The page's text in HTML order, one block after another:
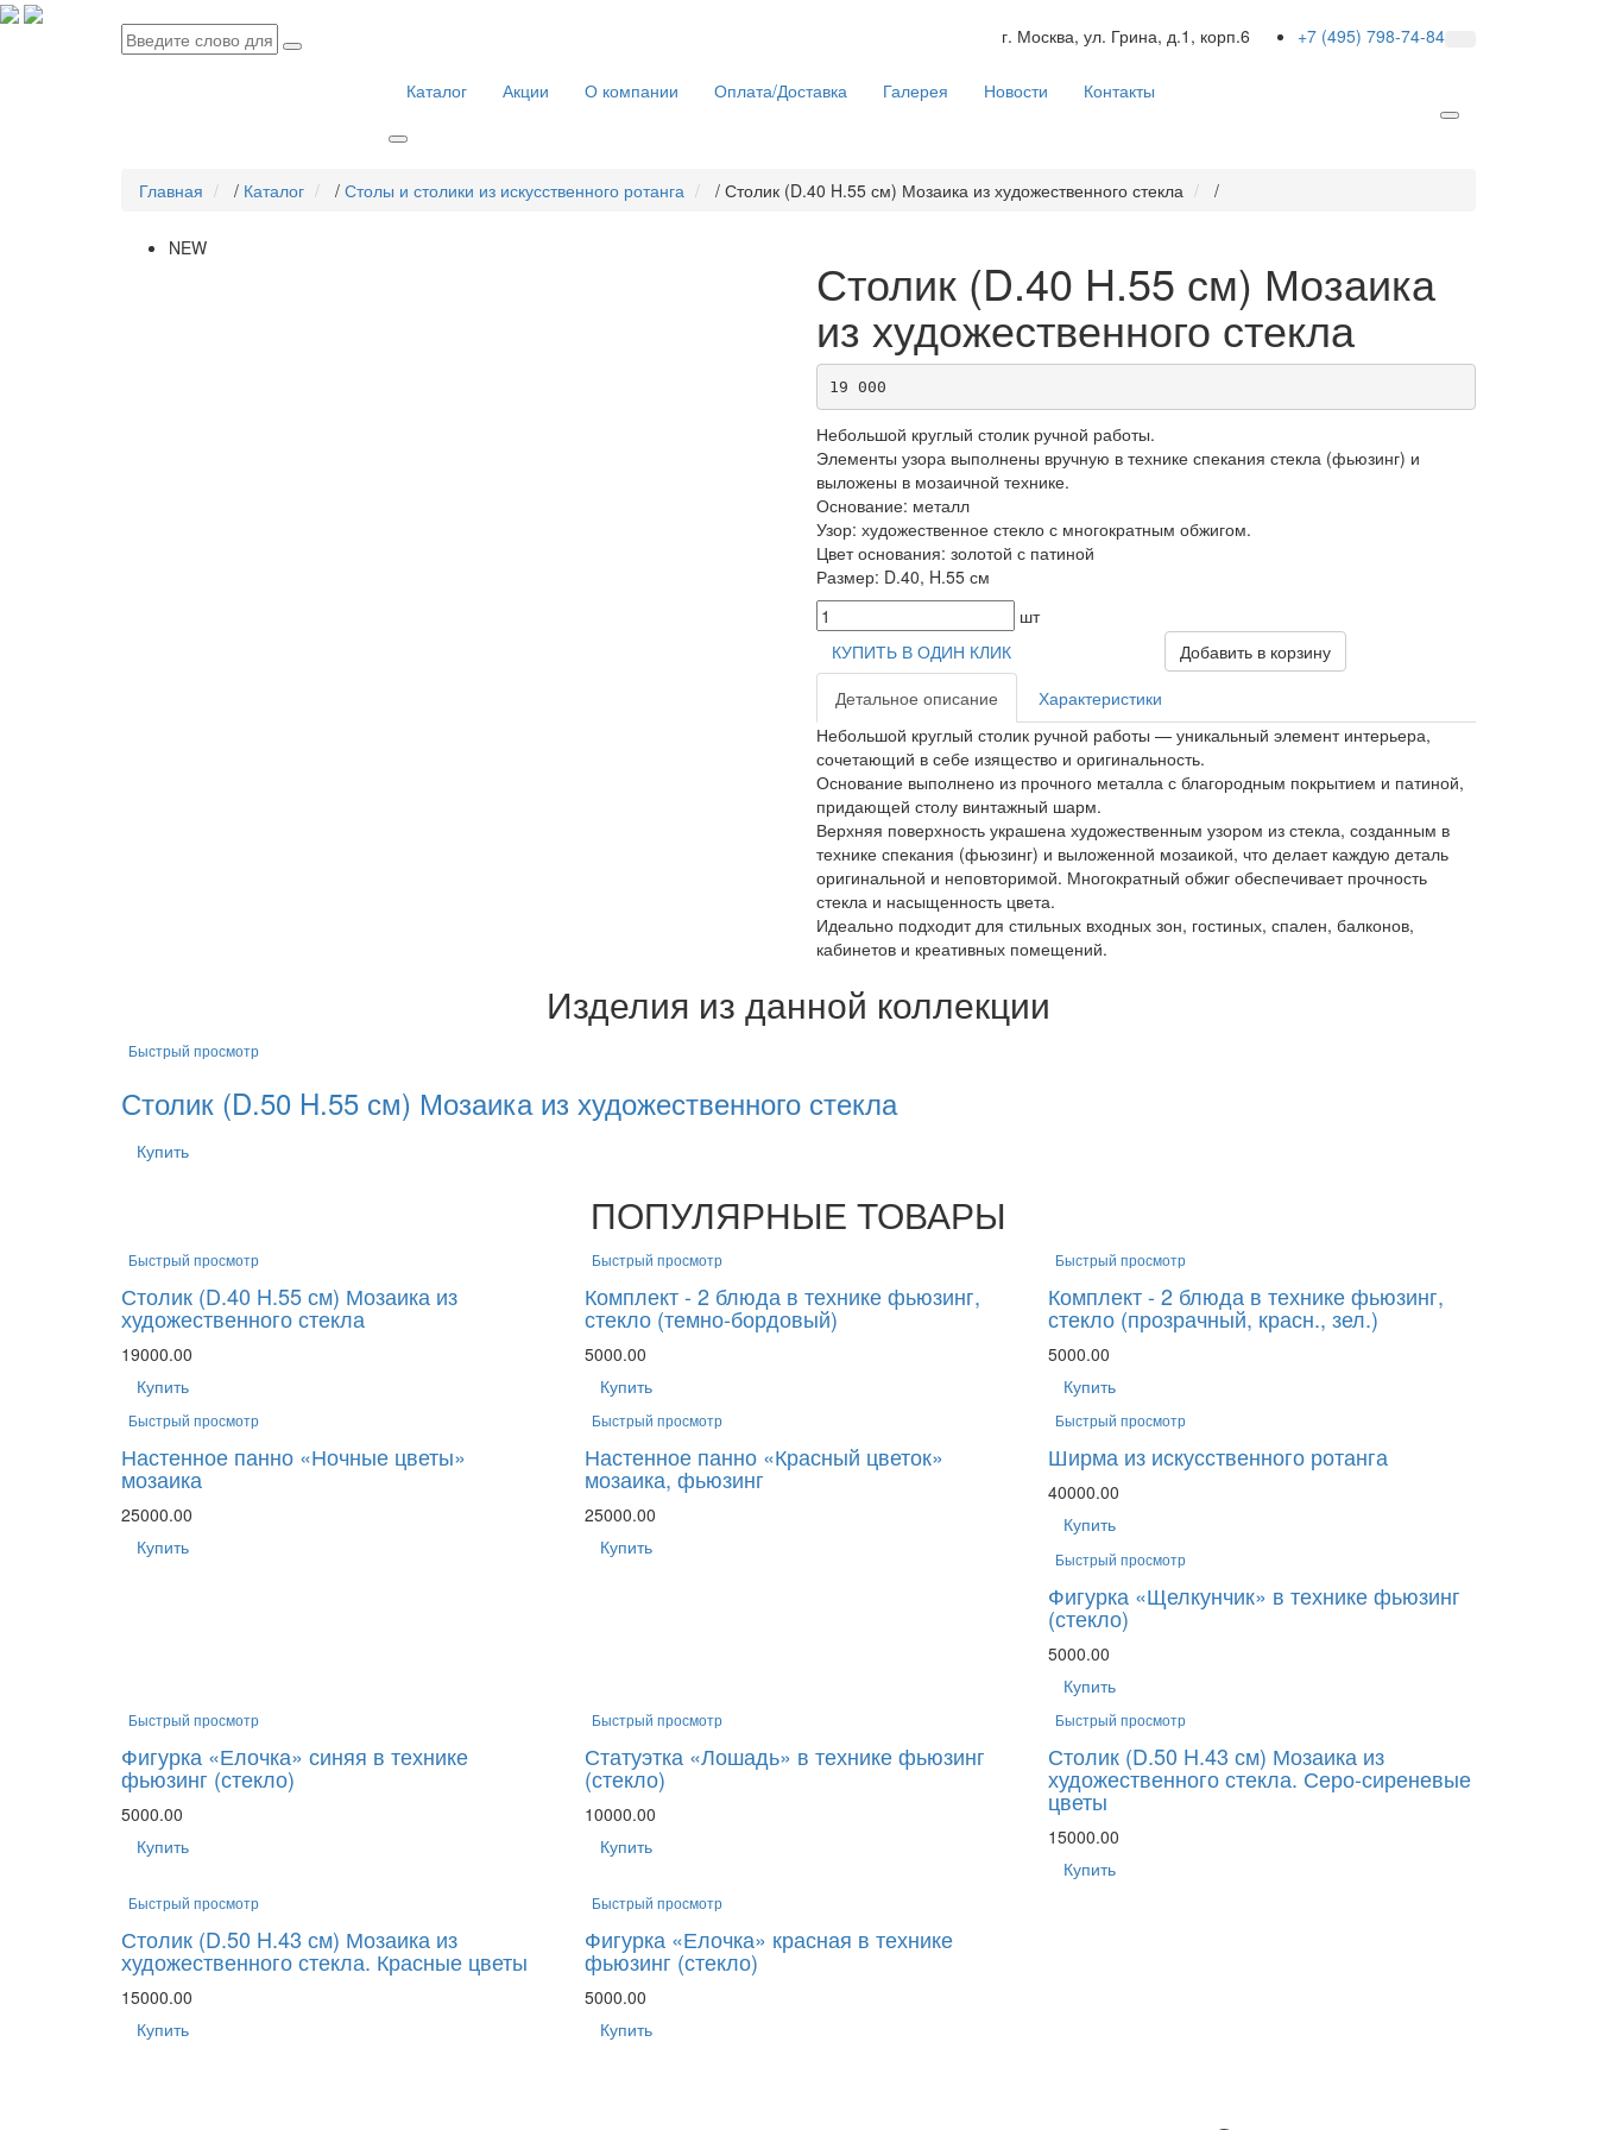
г. Москва, ул. Грина, д.1, корп.6 +7 (495) 798-74-84
Каталог Акции О компании Оплата/Доставка Галерея Новости Контакты
Главная / Каталог / Столы и столики из искусственного ротанга / Столик (D.40 H.55 см) Мозаика из художественного стекла /
NEW
Столик (D.40 H.55 см) Мозаика
из художественного стекла
19 000
Небольшой круглый столик ручной работы.
Элементы узора выполнены вручную в технике спекания стекла (фьюзинг) и
выложены в мозаичной технике.
Основание: металл
Узор: художественное стекло с многократным обжигом.
Цвет основания: золотой с патиной
Размер: D.40, H.55 см
шт
КУПИТЬ В ОДИН КЛИК
Добавить в корзину
Детальное описание
Характеристики
Небольшой круглый столик ручной работы — уникальный элемент интерьера,
сочетающий в себе изящество и оригинальность.
Основание выполнено из прочного металла с благородным покрытием и патиной,
придающей столу винтажный шарм.
Верхняя поверхность украшена художественным узором из стекла, созданным в
технике спекания (фьюзинг) и выложенной мозаикой, что делает каждую деталь
оригинальной и неповторимой. Многократный обжиг обеспечивает прочность
стекла и насыщенность цвета.
Идеально подходит для стильных входных зон, гостиных, спален, балконов,
кабинетов и креативных помещений.
Изделия из данной коллекции
Быстрый просмотр
Столик (D.50 H.55 см) Мозаика из художественного стекла
Купить
ПОПУЛЯРНЫЕ ТОВАРЫ
Быстрый просмотр
Столик (D.40 H.55 см) Мозаика из
художественного стекла
19000.00
Купить
Быстрый просмотр
Комплект - 2 блюда в технике фьюзинг,
стекло (темно-бордовый)
5000.00
Купить
Быстрый просмотр
Комплект - 2 блюда в технике фьюзинг,
стекло (прозрачный, красн., зел.)
5000.00
Купить
Быстрый просмотр
Настенное панно «Ночные цветы»
мозаика
25000.00
Купить
Быстрый просмотр
Настенное панно «Красный цветок»
мозаика, фьюзинг
25000.00
Купить
Быстрый просмотр
Ширма из искусственного ротанга
40000.00
Купить
Быстрый просмотр
Фигурка «Щелкунчик» в технике фьюзинг
(стекло)
5000.00
Купить
Быстрый просмотр
Фигурка «Елочка» синяя в технике
фьюзинг (стекло)
5000.00
Купить
Быстрый просмотр
Статуэтка «Лошадь» в технике фьюзинг
(стекло)
10000.00
Купить
Быстрый просмотр
Столик (D.50 H.43 см) Мозаика из
художественного стекла. Серо-сиреневые
цветы
15000.00
Купить
Быстрый просмотр
Столик (D.50 H.43 см) Мозаика из
художественного стекла. Красные цветы
15000.00
Купить
Быстрый просмотр
Фигурка «Елочка» красная в технике
фьюзинг (стекло)
5000.00
Купить